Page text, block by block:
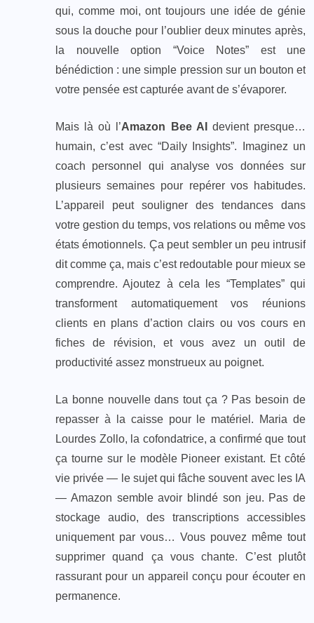
qui, comme moi, ont toujours une idée de génie
sous la douche pour l’oublier deux minutes après,
la nouvelle option “Voice Notes” est une
bénédiction : une simple pression sur un bouton et
votre pensée est capturée avant de s’évaporer.
Mais là où l’Amazon Bee AI
devient presque…
humain, c’est avec “Daily Insights”. Imaginez un
coach personnel qui analyse vos données sur
plusieurs semaines pour repérer vos habitudes.
L’appareil peut souligner des tendances dans
votre gestion du temps, vos relations ou même vos
états émotionnels. Ça peut sembler un peu intrusif
dit comme ça, mais c’est redoutable pour mieux se
comprendre. Ajoutez à cela les “Templates” qui
transforment automatiquement vos réunions
clients en plans d’action clairs ou vos cours en
fiches de révision, et vous avez un outil de
productivité assez monstrueux au poignet.
La bonne nouvelle dans tout ça ? Pas besoin de
repasser à la caisse pour le matériel. Maria de
Lourdes Zollo, la cofondatrice, a confirmé que tout
ça tourne sur le modèle Pioneer existant. Et côté
vie privée — le sujet qui fâche souvent avec les IA
— Amazon semble avoir blindé son jeu. Pas de
stockage audio, des transcriptions accessibles
uniquement par vous… Vous pouvez même tout
supprimer quand ça vous chante. C’est plutôt
rassurant pour un appareil conçu pour écouter en
permanence.